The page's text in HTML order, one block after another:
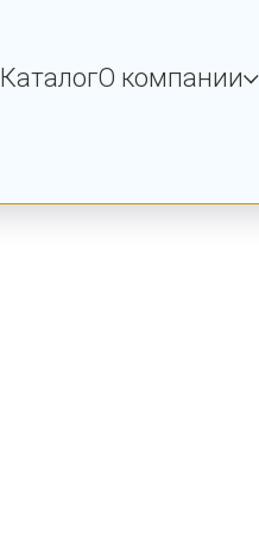
КаталогО компании